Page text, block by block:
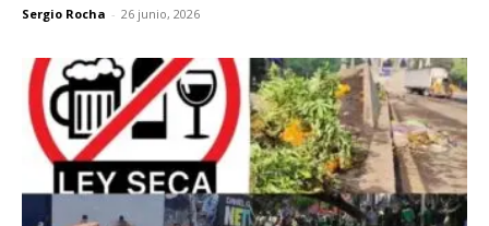
Sergio Rocha - 26 junio, 2026